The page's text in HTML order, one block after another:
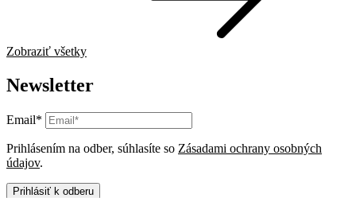
Zobraziť všetky
Newsletter
Email*
Prihlásením na odber, súhlasíte so Zásadami ochrany osobných
údajov.
Prihlásiť k odberu